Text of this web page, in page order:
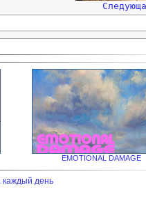
EMOTIONAL DAMAGE
каждый день